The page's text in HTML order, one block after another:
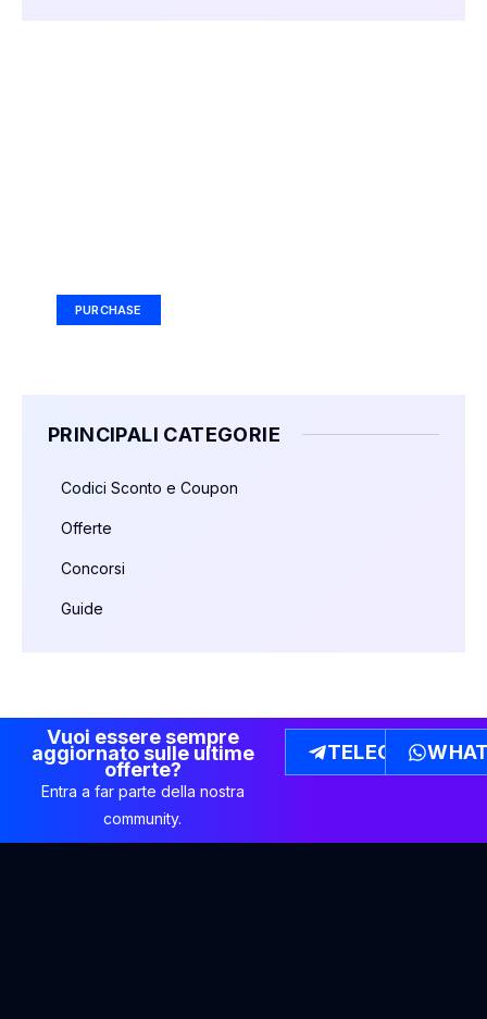
PURCHASE
PRINCIPALI CATEGORIE
Codici Sconto e Coupon
Offerte
Concorsi
Guide
Vuoi essere sempre
aggiornato sulle ultime
offerte?
Entra a far parte della nostra
community.
TELEGRAM